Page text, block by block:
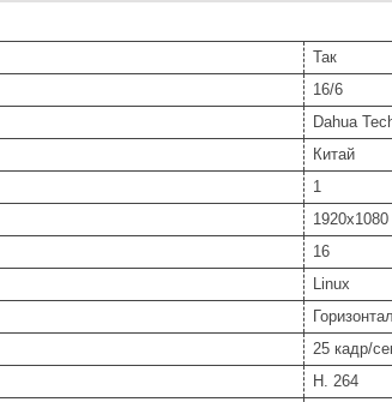
Так
16/6
Dahua
Китай
1
1920х1080
16
Linux
25 кадр/
H. 264